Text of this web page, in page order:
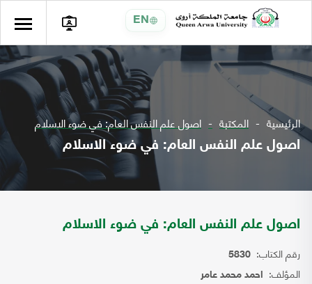
EN
الرئيسية المكتبة اصول علم النفس العام: في ضوء الاسلام
اصول علم النفس العام: في ضوء الاسلام
اصول علم النفس العام: في ضوء الاسلام
رقم الكتاب: 5830
المؤلف: احمد محمد عامر